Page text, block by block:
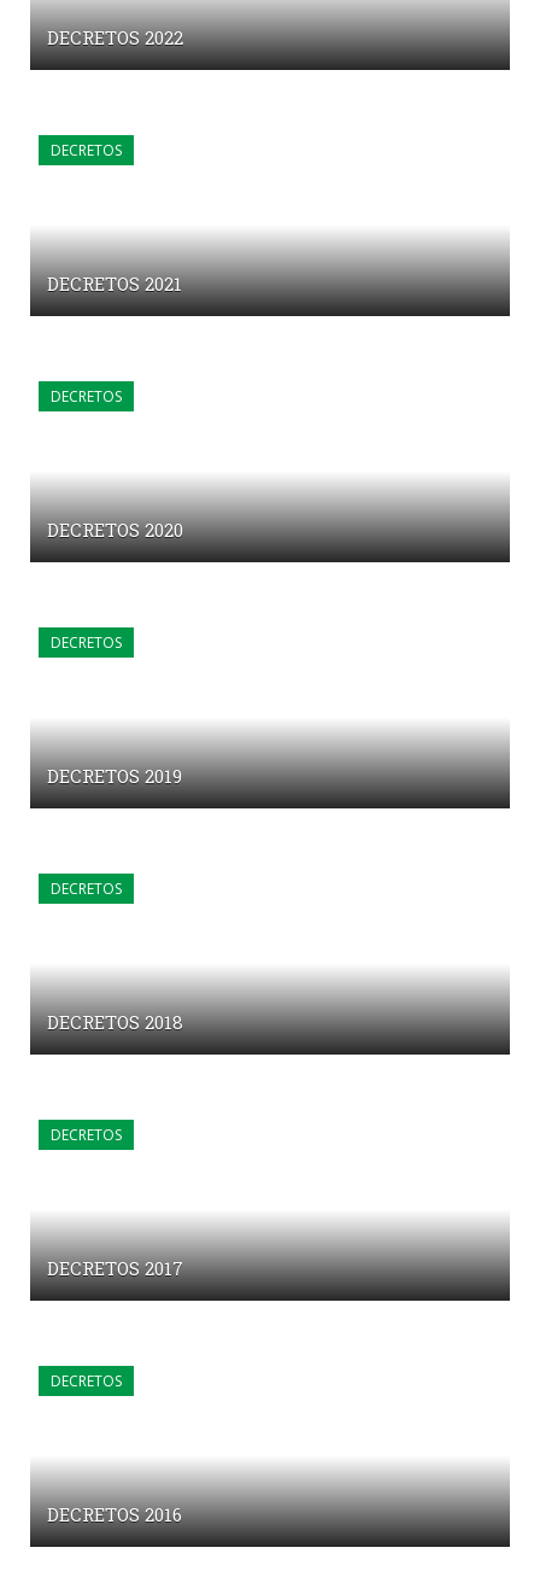
DECRETOS 2022
DECRETOS
DECRETOS 2021
DECRETOS
DECRETOS 2020
DECRETOS
DECRETOS 2019
DECRETOS
DECRETOS 2018
DECRETOS
DECRETOS 2017
DECRETOS
DECRETOS 2016